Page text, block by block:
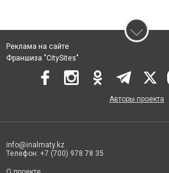
Реклама на сайте
Франшиза "CitySites"
Авторы проекта
info@inalmaty.kz
Телефон: +7 (700) 978 78 35